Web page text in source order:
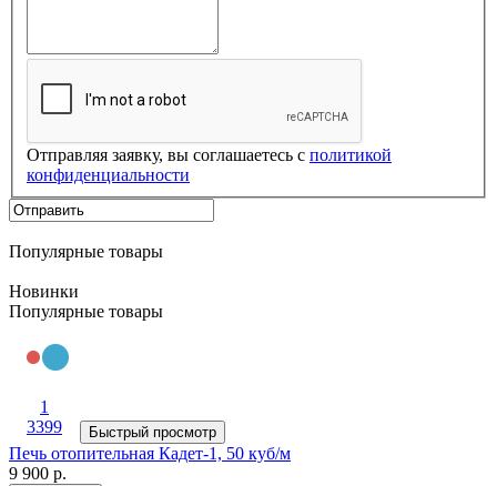
Отправляя заявку, вы соглашаетесь с политикой
конфиденциальности
Популярные товары
Новинки
Популярные товары
1
3399
Быстрый просмотр
Печь отопительная Кадет-1, 50 куб/м
9 900 р.